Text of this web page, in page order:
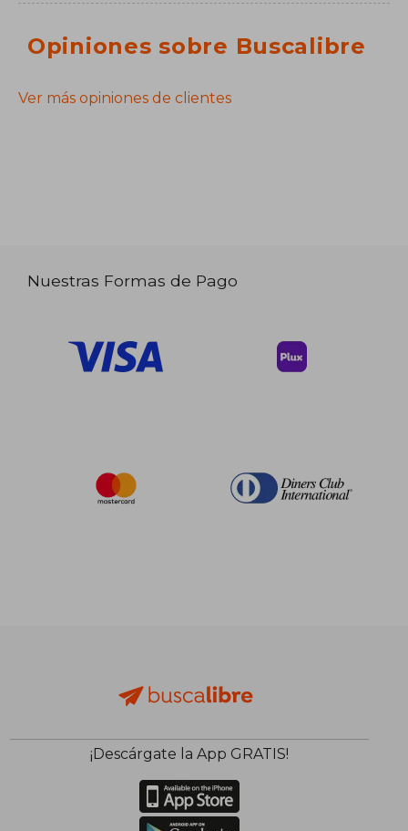
Opiniones sobre Buscalibre
Ver más opiniones de clientes
Nuestras Formas de Pago
¡Descárgate la App GRATIS!